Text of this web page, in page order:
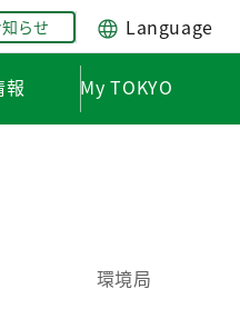
らせ Language
報 My TOKYO
環境局